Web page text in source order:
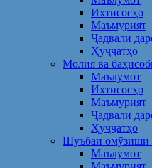
Ихтисосҳо
Маъмурият
Ҷадвали
Ҳуҷҷатҳо
Молия ва
Маълумот
Ихтисосҳо
Маъмурият
Ҷадвали
Ҳуҷҷатҳо
Шуъбаи омӯзиши
Маълумот